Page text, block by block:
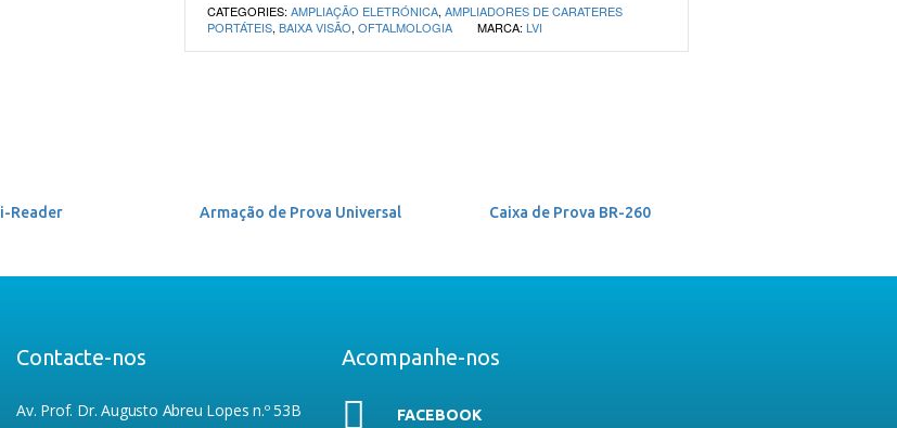
CATEGORIES: AMPLIAÇÃO ELETRÓNICA, AMPLIADORES DE CARATERES
PORTÁTEIS, BAIXA VISÃO, OFTALMOLOGIA MARCA: LVI
i-Reader Armação de Prova Universal Caixa de Prova BR-260
Contacte-nos
Av. Prof. Dr. Augusto Abreu Lopes n.º 53B
Acompanhe-nos
FACEBOOK